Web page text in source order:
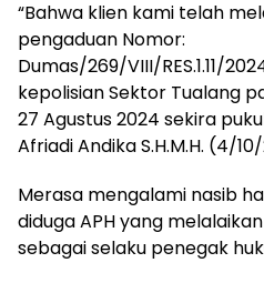
“Bahwa klien kami telah
pengaduan Nomor:
Dumas/269/VIII/RES.1.11/
kepolisian Sektor Tualang
27 Agustus 2024 sekira
Afriadi Andika S.H.M.H. (4/
Merasa mengalami nasib
diduga APH yang
sebagai selaku penegak